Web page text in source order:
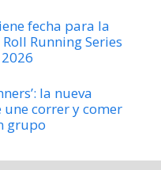
fecha para la
Roll Running Series
2026
la nueva
correr y comer
grupo